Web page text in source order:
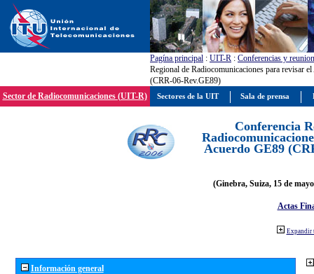
Pagína principal : UIT-R : Conferencias y
Regional de Radiocomunicaciones para revisar
(CRR-06-Rev.GE89)
Sector de Radiocomunicaciones (UIT-R)
Conferencia
Acuerdo GE89
(Ginebra, Suiza, 15 de
Actas
Expandir
Información general
Sectores de la UIT Sala de prensa